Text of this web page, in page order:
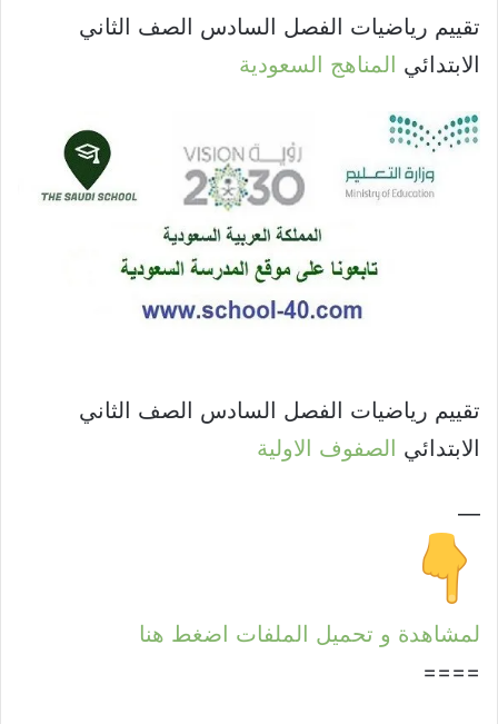
تقييم رياضيات الفصل السادس الصف الثاني
الابتدائي المناهج السعودية
تقييم رياضيات الفصل السادس الصف الثاني
الابتدائي الصفوف الاولية
—
لمشاهدة و تحميل الملفات اضغط هنا
====